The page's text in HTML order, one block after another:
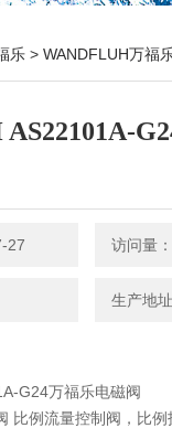
乐 > WANDFLUH万福
AS22101A-
27 访问量
生产地
G24万福乐电磁阀
比例流量控制阀，比例